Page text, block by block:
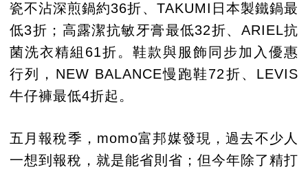
瓷不沾深煎鍋約36折、TAKUMI日本製鐵鍋最
低3折；高露潔抗敏牙膏最低32折、ARIEL抗
菌洗衣精組61折。鞋款與服飾同步加入優惠
行列，NEW BALANCE慢跑鞋72折、LEVIS
牛仔褲最低4折起。
五月報稅季，momo富邦媒發現，過去不少人
一想到報稅，就是能省則省；但今年除了精打